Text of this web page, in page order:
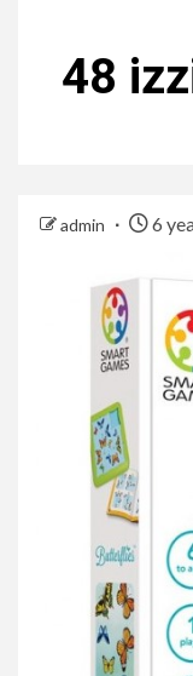
48
admin 6